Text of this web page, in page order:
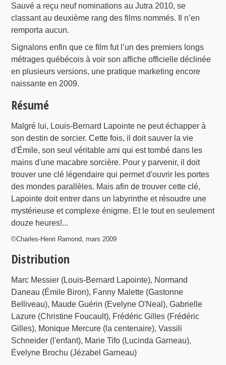
Sauvé a reçu neuf nominations au Jutra 2010, se
classant au deuxième rang des films nommés. Il n’en
remporta aucun.
Signalons enfin que ce film fut l’un des premiers longs
métrages québécois à voir son affiche officielle déclinée
en plusieurs versions, une pratique marketing encore
naissante en 2009.
Résumé
Malgré lui, Louis-Bernard Lapointe ne peut échapper à
son destin de sorcier. Cette fois, il doit sauver la vie
d'Émile, son seul véritable ami qui est tombé dans les
mains d'une macabre sorcière. Pour y parvenir, il doit
trouver une clé légendaire qui permet d'ouvrir les portes
des mondes parallèles. Mais afin de trouver cette clé,
Lapointe doit entrer dans un labyrinthe et résoudre une
mystérieuse et complexe énigme. Et le tout en seulement
douze heures!...
©Charles-Henri Ramond, mars 2009
Distribution
Marc Messier (Louis-Bernard Lapointe), Normand
Daneau (Émile Biron), Fanny Malette (Gastonne
Belliveau), Maude Guérin (Evelyne O'Neal), Gabrielle
Lazure (Christine Foucault), Frédéric Gilles (Frédéric
Gilles), Monique Mercure (la centenaire), Vassili
Schneider (l'enfant), Marie Tifo (Lucinda Garneau),
Évelyne Brochu (Jézabel Garneau)